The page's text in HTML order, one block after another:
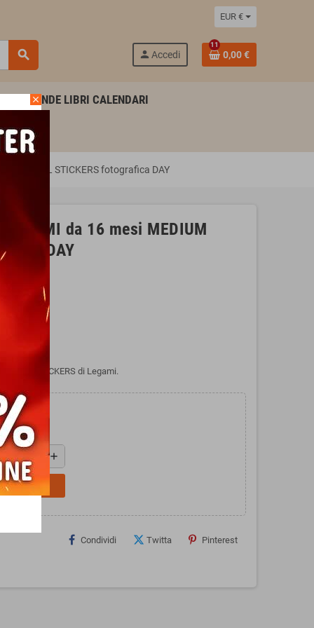
EUR €
search person Accedi
11
0,00 €
AGENDE LIBRI CALENDARI
TRAVEL STICKERS fotografica DAY
da 16 mesi MEDIUM
DAY
STICKERS di Legami.
add
Condividi Twitta Pinterest
close